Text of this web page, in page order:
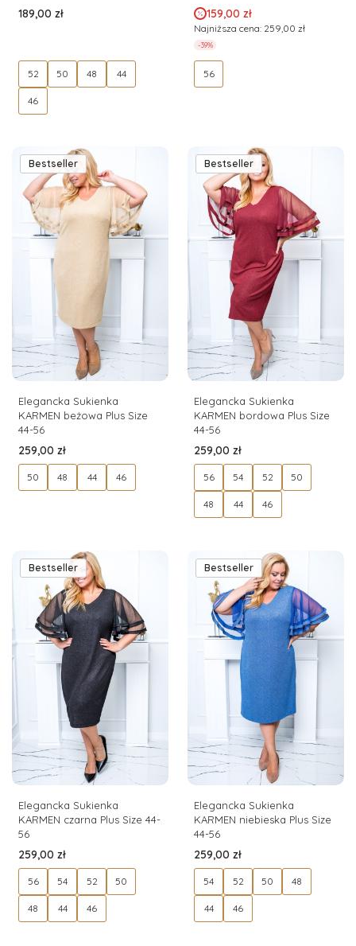
Cena
189,00 zł
52 50 48 44
46
Cena promocyjna
159,00 zł
Najniższa cena: 259,00 zł
-39%
56
Bestseller
Elegancka Sukienka
KARMEN beżowa Plus Size
44-56
Cena
259,00 zł
50 48 44 46
Bestseller
Elegancka Sukienka
KARMEN bordowa Plus Size
44-56
Cena
259,00 zł
56 54 52 50
48 44 46
Bestseller
Elegancka Sukienka
KARMEN czarna Plus Size 44-
56
Cena
259,00 zł
56 54 52 50
48 44 46
Bestseller
Elegancka Sukienka
KARMEN niebieska Plus Size
44-56
Cena
259,00 zł
54 52 50 48
44 46